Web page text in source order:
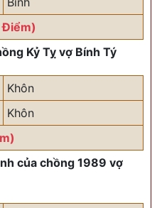
Điểm)
Kỷ Tỵ vợ Bính Tý
Khôn
Khôn
của chồng 1989 vợ